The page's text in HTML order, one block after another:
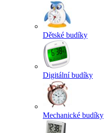
Dětské budíky
Digitální budíky
Mechanické budíky